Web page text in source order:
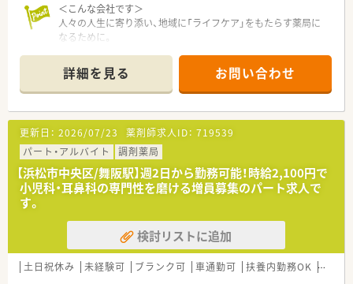
＜こんな会社です＞
人々の人生に寄り添い、地域に「ライフケア」をもたらす薬局に
なるために。
りひとりの人生に寄り添い、質の高い医療サービスを届ける薬剤
師を求め育てています。
＜特徴・ポイントのご紹介＞
★薬剤師を守る独自システム
業務をサポートするために様々なシステムを独自開発していま
す。
その一つが約20年前から導入され、進化を続けている調剤シス
テム「SPITS」。
処方箋受付から一連の調剤業務を連動させ、業務効率化を図るほ
調剤過誤防止機能を高め、患者様と働くスタッフを守っていま
システム改修が必要な制度変更があった場合も、迅速に対応でき
る強みを生かしていきます。
詳細を見る お問い合わせ
更新日： 2026/07/23 薬剤師求人ID： 719539
パート・アルバイト
調剤薬局
【浜松市中央区/舞阪駅】週2日から勤務可能！時給2,100円で
小児科・耳鼻科の専門性を磨ける増員募集のパート求人で
す。
検討リストに追加
土日祝休み 未経験可 ブランク可 車通勤可 扶養内勤務OK 教育